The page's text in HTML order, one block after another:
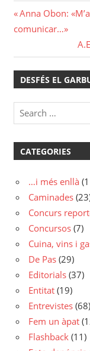
Previous
Post:
Anna Obon:
comunicar…»
DESFÉS EL
CATEGORIES
…i més enllà
Caminades
Concurs
Concursos (7)
Cuina, vins i
De Pas (29)
Editorials (37)
Entitat (19)
Entrevistes (68)
Fem un àpat
Flashback (11)